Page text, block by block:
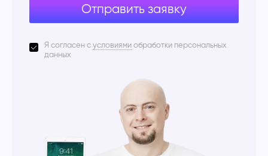
Отправить заявку
Я согласен с условиями обработки персональных
данных